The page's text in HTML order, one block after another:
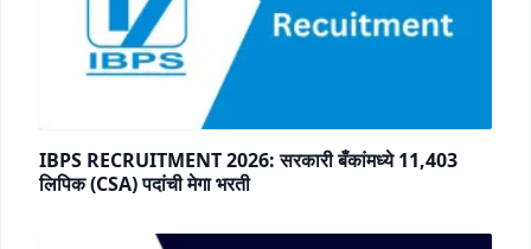
IBPS RECRUITMENT 2026: सरकारी बँकांमध्ये 11,403
लिपिक (CSA) पदांची मेगा भरती